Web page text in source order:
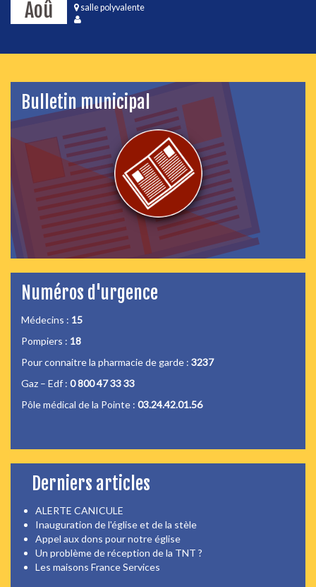
Aoû salle polyvalente
Bulletin municipal
Numéros d'urgence
Médecins : 15
Pompiers : 18
Pour connaitre la pharmacie de garde : 3237
Gaz – Edf : 0 800 47 33 33
Pôle médical de la Pointe : 03.24.42.01.56
Derniers articles
ALERTE CANICULE
Inauguration de l'église et de la stèle
Appel aux dons pour notre église
Un problème de réception de la TNT ?
Les maisons France Services